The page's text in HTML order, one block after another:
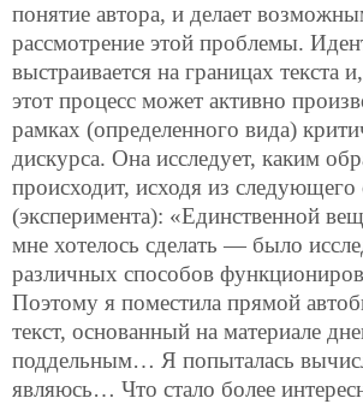
понятие автора, и делает
рассмотрение этой проблемы.
выстраивается на границах текста
этот процесс может активно
рамках (определенного вида)
дискурса. Она исследует, каким
происходит, исходя из следующего
(эксперимента): «Единственной
мне хотелось сделать — было
различных способов
Поэтому я поместила прямой
текст, основанный на материале
поддельным… Я попыталась
являюсь… Что стало более